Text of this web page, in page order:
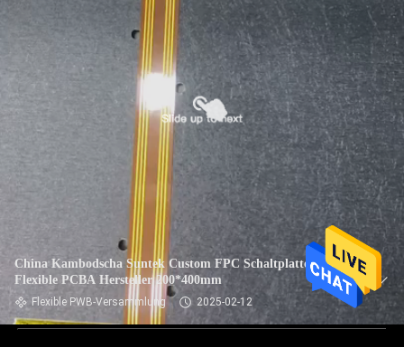
China Kambodscha Suntek Custom FPC Schaltplatte
Flexible PCBA Hersteller 200*400mm
Flexible PWB-Versammlung 2025-02-12